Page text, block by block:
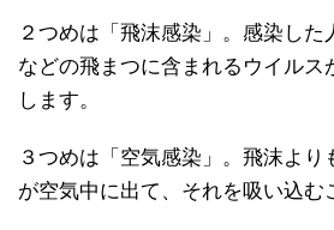
２つめは「飛沫感染」。感染した
などの飛まつに含まれるウイルス
します。
３つめは「空気感染」。飛沫より
が空気中に出て、それを吸い込む